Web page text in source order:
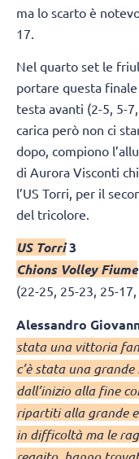
ma lo scarto è
17.
Nel quarto set le
portare questa
testa avanti (2-5, 5-
carica però non ci
dopo, compiono
di Aurora Visconti
l’US Torri, per il
del tricolore.
US Torri3
Chions Volley Fiume
(22-25, 25-23, 25-
Alessandro
stata una vittoria
c’è stata una
dall’inizio alla fine
ripartiti alla grande
in difficoltà ma le